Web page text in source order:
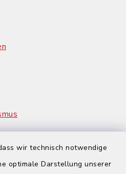
wir technisch notwendige
optimale Darstellung unserer